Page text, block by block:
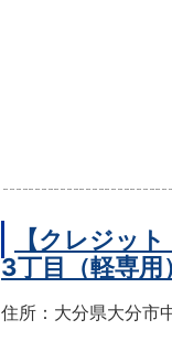
【クレジッ
3丁目（軽専用
住所：大分県大分市